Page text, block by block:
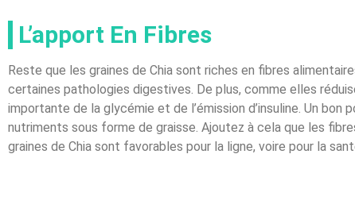
L’apport En Fibres
Reste que les graines de Chia sont riches en fibres
certaines pathologies digestives. De plus, comme elles
importante de la glycémie et de l’émission d’insuline. Un
nutriments sous forme de graisse. Ajoutez à cela que les
graines de Chia sont favorables pour la ligne, voire pour la